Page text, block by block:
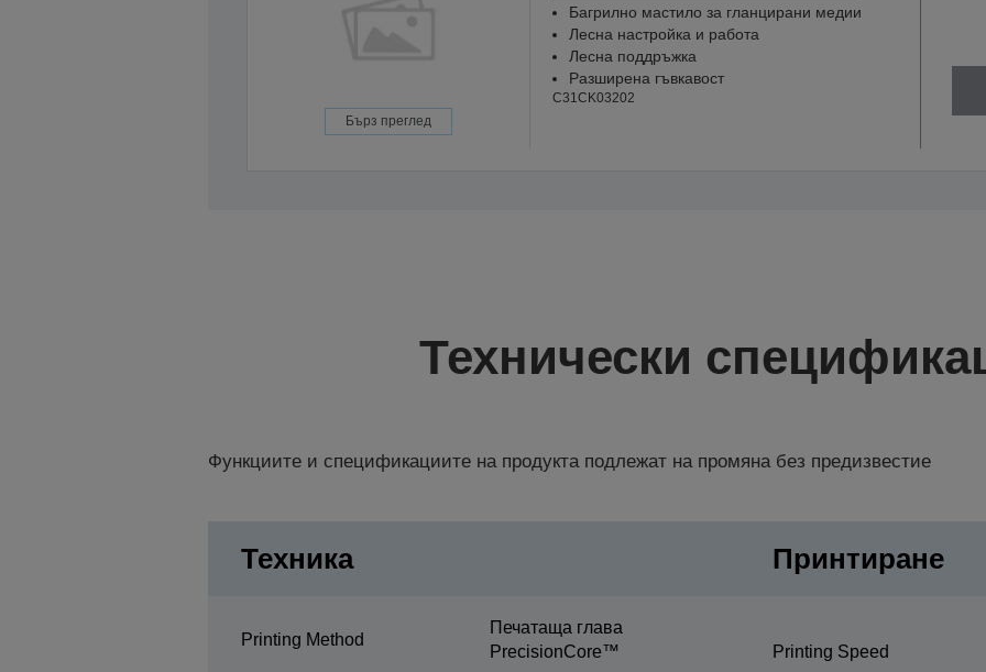
Бърз преглед
Багрилно мастило за гланцирани медии
Лесна настройка и работа
Лесна поддръжка
Разширена гъвкавост
C31CK03202
Технически
Функциите и спецификациите на продукта подлежат на промяна без предизвестие
Техника
Printing Method
Печатаща глава
PrecisionCore™
Принтиране
Printing Speed